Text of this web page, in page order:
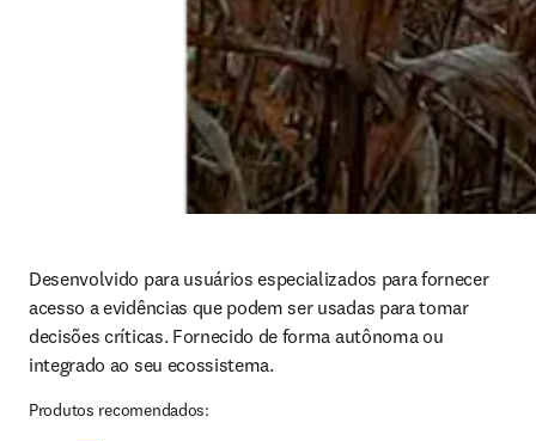
Desenvolvido para usuários especializados para fornecer
acesso a evidências que podem ser usadas para tomar
decisões críticas. Fornecido de forma autônoma ou
integrado ao seu ecossistema.
Produtos recomendados: